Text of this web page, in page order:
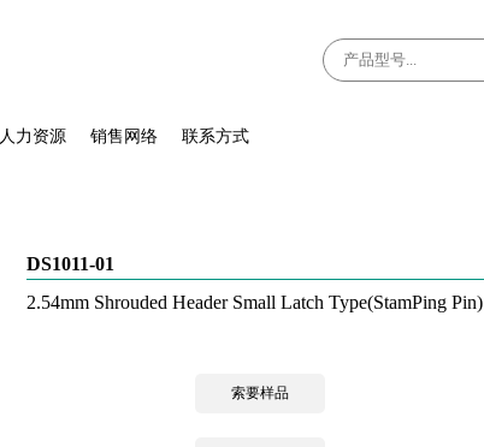
人力资源 销售网络 联系方式
DS1011-01
2.54mm Shrouded Header Small Latch Type(StamPing Pin)
索要样品